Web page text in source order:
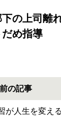
の上司離
め指導
前の記事
が人生を変え